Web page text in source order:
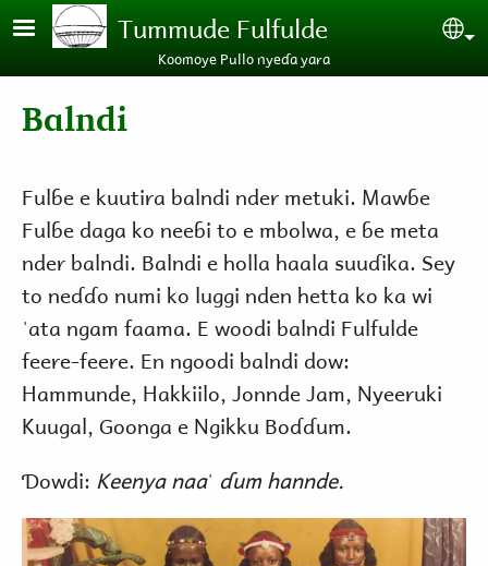
Skip to main contentTummude Fulfulde
Koomoye Pullo nyeɗa yara
Balndi
Fulɓe e kuutira balndi nder metuki. Mawɓe
Fulɓe daga ko neeɓi to e mbolwa, e ɓe meta
nder balndi. Balndi e holla haala suuɗika. Sey
to neɗɗo numi ko luggi nden hetta ko ka wi
ˈata ngam faama. E woodi balndi Fulfulde
feere-feere. En ngoodi balndi dow:
Hammunde, Hakkiilo, Jonnde Jam, Nyeeruki
Kuugal, Goonga e Ngikku Boɗɗum.
Ɗowdi: Keenya naaˈ ɗum hannde.